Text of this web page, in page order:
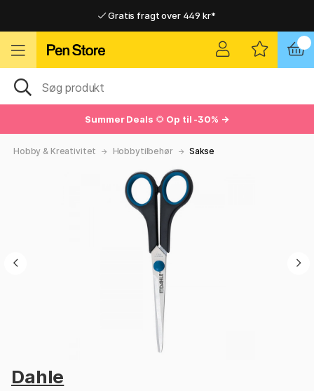
Gratis fragt over 449 kr*
Hurtigt til dør eller pakkeshop
Hurtigt til dør eller pakkeshop
Summer Deals 🌻 Op til -30% →
Hobby & Kreativitet Hobbytilbehør Sakse
Dahle